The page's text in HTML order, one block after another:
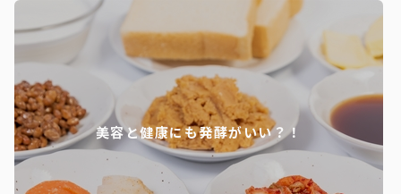
美容と健康にも発酵がいい？！